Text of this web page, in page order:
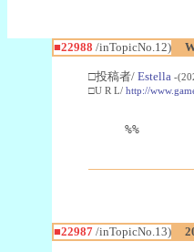
■22988 /inTopicNo.12)
□投稿者/ Estella -
□U R L/ http://
%%
■22987/inTopicNo.13)